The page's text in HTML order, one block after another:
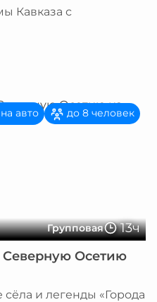
Кавказа с
Групповая 13ч
на авто до 8 человек
Северную Осетию
и легенды «Города